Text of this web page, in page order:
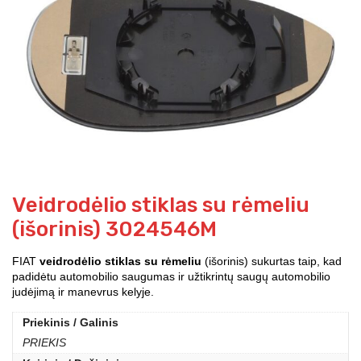
Veidrodėlio stiklas su rėmeliu
(išorinis) 3024546M
FIAT veidrodėlio stiklas su rėmeliu (išorinis) sukurtas taip, kad
padidėtu automobilio saugumas ir užtikrintų saugų automobilio
judėjimą ir manevrus kelyje.
Priekinis / Galinis
PRIEKIS